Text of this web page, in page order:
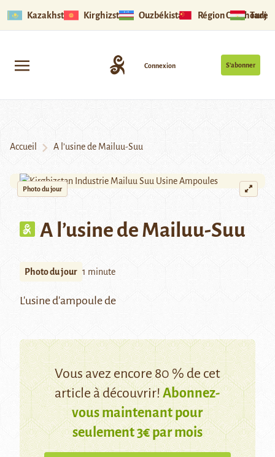
Kazakhstan Kirghizstan Ouzbékistan Région Ouïghoure
S’abonner
Connexion
Accueil A l’usine de Mailuu-Suu
Photo du jour
A l’usine de Mailuu-Suu
Photo du jour 1 minute
L'usine d'ampoule de
Vous avez encore 80 % de cet
article à découvrir!Abonnez-
vous maintenant pour
seulement 3€ par mois